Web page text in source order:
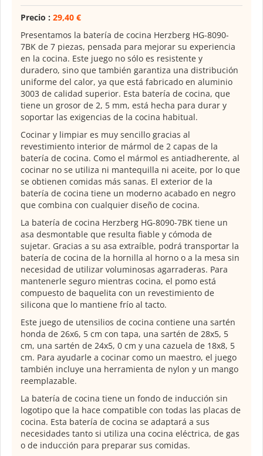
Precio : 29,40 €
Presentamos la batería de cocina Herzberg HG-8090-
7BK de 7 piezas, pensada para mejorar su experiencia
en la cocina. Este juego no sólo es resistente y
duradero, sino que también garantiza una distribución
uniforme del calor, ya que está fabricado en aluminio
3003 de calidad superior. Esta batería de cocina, que
tiene un grosor de 2, 5 mm, está hecha para durar y
soportar las exigencias de la cocina habitual.
Cocinar y limpiar es muy sencillo gracias al
revestimiento interior de mármol de 2 capas de la
batería de cocina. Como el mármol es antiadherente, al
cocinar no se utiliza ni mantequilla ni aceite, por lo que
se obtienen comidas más sanas. El exterior de la
batería de cocina tiene un moderno acabado en negro
que combina con cualquier diseño de cocina.
La batería de cocina Herzberg HG-8090-7BK tiene un
asa desmontable que resulta fiable y cómoda de
sujetar. Gracias a su asa extraíble, podrá transportar la
batería de cocina de la hornilla al horno o a la mesa sin
necesidad de utilizar voluminosas agarraderas. Para
mantenerle seguro mientras cocina, el pomo está
compuesto de baquelita con un revestimiento de
silicona que lo mantiene frío al tacto.
Este juego de utensilios de cocina contiene una sartén
honda de 26x6, 5 cm con tapa, una sartén de 28x5, 5
cm, una sartén de 24x5, 0 cm y una cazuela de 18x8, 5
cm. Para ayudarle a cocinar como un maestro, el juego
también incluye una herramienta de nylon y un mango
reemplazable.
La batería de cocina tiene un fondo de inducción sin
logotipo que la hace compatible con todas las placas de
cocina. Esta batería de cocina se adaptará a sus
necesidades tanto si utiliza una cocina eléctrica, de gas
o de inducción para preparar sus comidas.